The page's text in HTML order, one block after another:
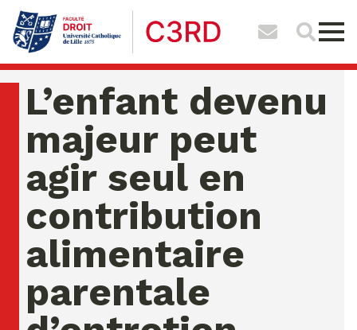
L’enfant devenu
majeur peut
agir seul en
contribution
alimentaire
parentale